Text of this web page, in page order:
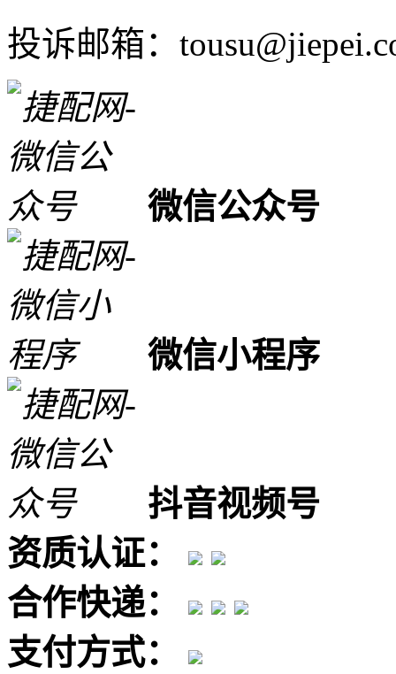
投诉邮箱：
微信公众号
微信小程序
抖音视频号
资质认证：
合作快递：
支付方式：